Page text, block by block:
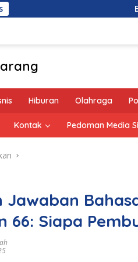
Berapa
Hiburan Olahraga
Kontak Pedoman Media
Jawaban
66: Siapa